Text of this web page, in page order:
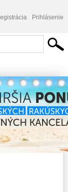
Prihlásenie
ceny a kvality